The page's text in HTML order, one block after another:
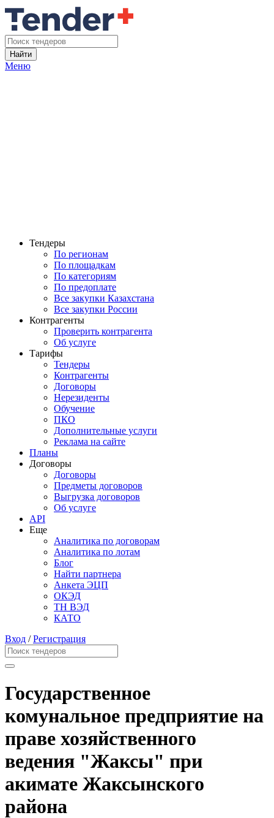
Найти
Меню
Тендеры
По регионам
По площадкам
По категориям
По предоплате
Все закупки Казахстана
Все закупки России
Контрагенты
Проверить контрагента
Об услуге
Тарифы
Тендеры
Контрагенты
Договоры
Нерезиденты
Обучение
ПКО
Дополнительные услуги
Реклама на сайте
Планы
Договоры
Договоры
Предметы договоров
Выгрузка договоров
Об услуге
API
Еще
Аналитика по договорам
Аналитика по лотам
Блог
Найти партнера
Анкета ЭЦП
ОКЭД
ТН ВЭД
КАТО
Вход /Регистрация
Государственное
комунальное предприятие на
праве хозяйственного
ведения "Жаксы" при
акимате Жаксынского
района